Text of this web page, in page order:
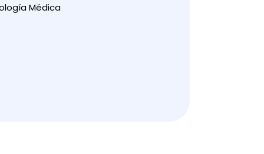
Médica